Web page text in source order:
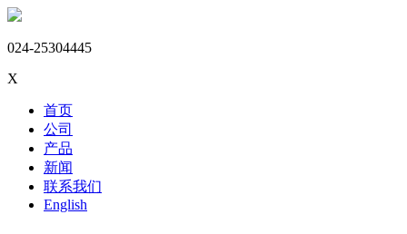
024-25304445
X
首页
公司
产品
新闻
联系我们
English